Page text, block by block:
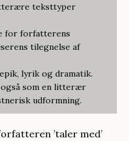
teksttyper
for forfatterens
tilegnelse af
lyrik og dramatik.
som en litterær
udformning.
’taler med’